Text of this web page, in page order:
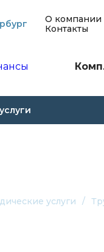
О компании
Контакты
услуги /